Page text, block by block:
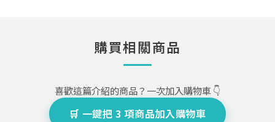
購買相關商品
喜歡這篇介紹的商品？一次加入購物車 👇
🛒 一鍵把 3 項商品加入購物車